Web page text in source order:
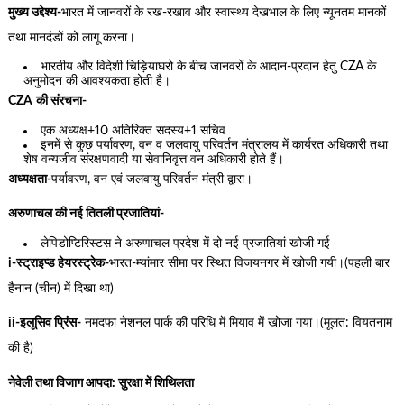
मुख्य उद्देश्य-भारत में जानवरों के रख-रखाव और स्वास्थ्य देखभाल के लिए न्यूनतम मानकों
तथा मानदंडों को लागू करना।
भारतीय और विदेशी चिड़ियाघरो के बीच जानवरों के आदान-प्रदान हेतु CZA के
अनुमोदन की आवश्यकता होती है।
CZA की संरचना-
एक अध्यक्ष+10 अतिरिक्त सदस्य+1 सचिव
इनमें से कुछ पर्यावरण, वन व जलवायु परिवर्तन मंत्रालय में कार्यरत अधिकारी तथा
शेष वन्यजीव संरक्षणवादी या सेवानिवृत्त वन अधिकारी होते हैं।
अध्यक्षता-पर्यावरण, वन एवं जलवायु परिवर्तन मंत्री द्वारा।
अरुणाचल की नई तितली प्रजातियां-
लेपिडोप्टिरिस्टस ने अरुणाचल प्रदेश में दो नई प्रजातियां खोजी गई
i-स्ट्राइप्ड हेयरस्ट्रेक-भारत-म्यांमार सीमा पर स्थित विजयनगर में खोजी गयी।(पहली बार
हैनान (चीन) में दिखा था)
ii-इलूसिव प्रिंस-नमदफा नेशनल पार्क की परिधि में मियाव में खोजा गया।(मूलत: वियतनाम
की है)
नेवेली तथा विजाग आपदा: सुरक्षा में शिथिलता